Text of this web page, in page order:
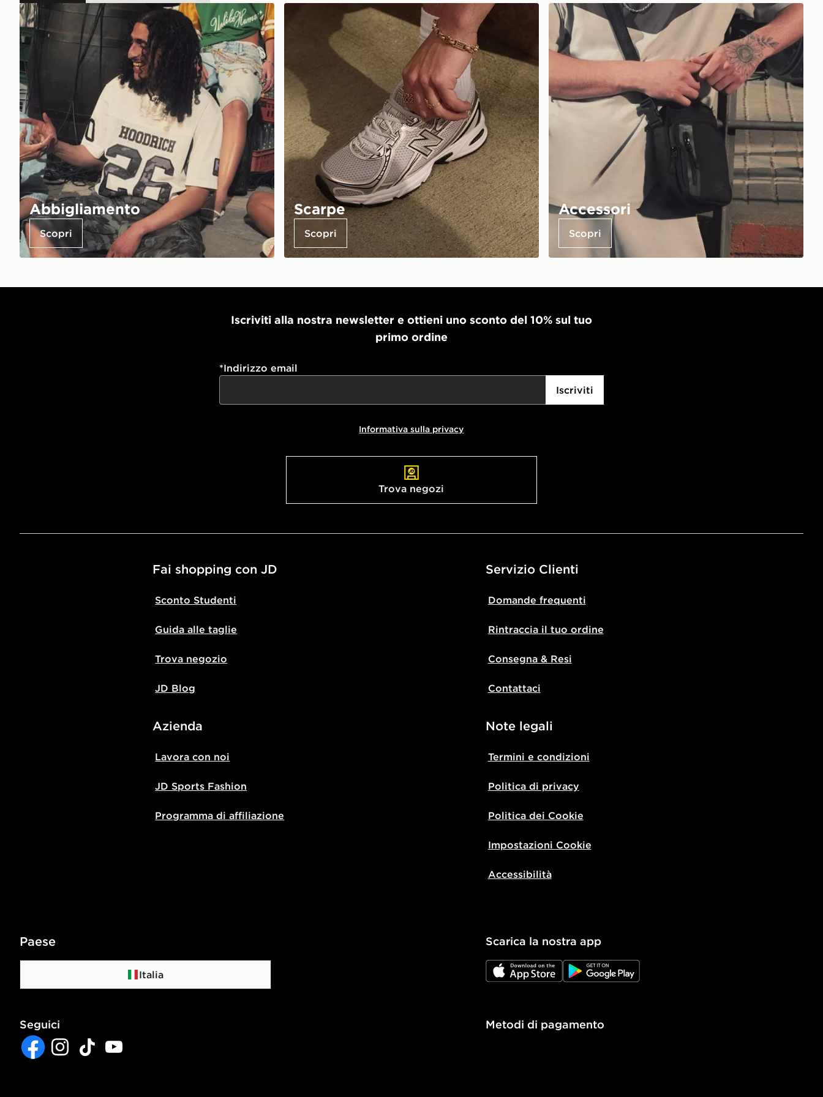
Abbigliamento
Scopri
Scarpe
Scopri
Accessori
Scopri
Iscriviti alla nostra newsletter e ottieni uno sconto del 10% sul tuo
primo ordine
*Indirizzo email
Iscriviti
Informativa sulla privacy
Trova negozi
Fai shopping con JD
Sconto Studenti
Guida alle taglie
Trova negozio
JD Blog
Servizio Clienti
Domande frequenti
Rintraccia il tuo ordine
Consegna & Resi
Contattaci
Azienda
Lavora con noi
JD Sports Fashion
Programma di affiliazione
Note legali
Termini e condizioni
Politica di privacy
Politica dei Cookie
Impostazioni Cookie
Accessibilità
Paese
Italia
Scarica la nostra app
JD App Store JD Google Play
Seguici Metodi di pagamento